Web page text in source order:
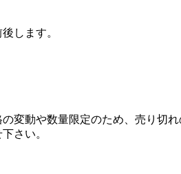
します。
変動や数量限定のため、売り切
さい。